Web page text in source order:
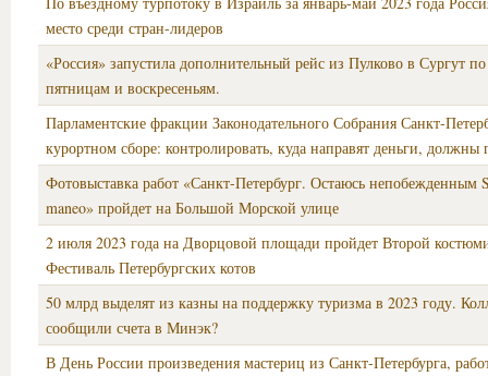
место среди стран-лидеров
«Россия» запустила дополнительный рейс из Пулково в Сургут
пятницам и воскресеньям.
Парламентские фракции Законодательного Собрания Санкт-
курортном сборе: контролировать, куда направят деньги, должны
Фотовыставка работ «Санкт-Петербург. Остаюсь непобежденным
maneo» пройдет на Большой Морской улице
2 июля 2023 года на Дворцовой площади пройдет Второй
Фестиваль Петербургских котов
50 млрд выделят из казны на поддержку туризма в 2023 году.
сообщили счета в Минэк?
В День России произведения мастериц из Санкт-Петербурга,